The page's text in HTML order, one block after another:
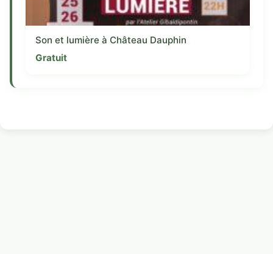
Son et lumière à Château Dauphin
Gratuit